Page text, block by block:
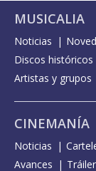
MUSICALIA
Noticias
Discos históricos
Artistas y grupos
CINEMANÍA
Noticias
Avances